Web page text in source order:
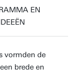
EN
vormden de
brede en